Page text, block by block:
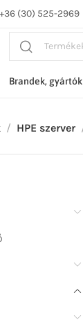
+36 (30) 525-2969
Brandek, gyártók
HPE szerver